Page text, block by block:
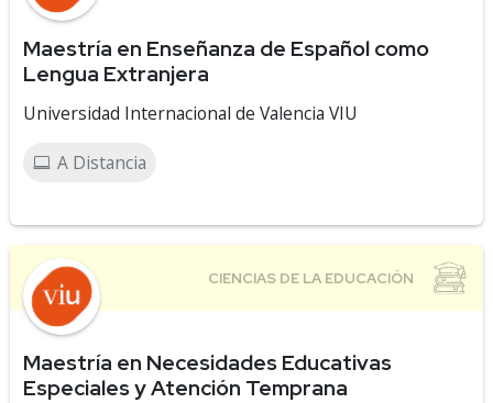
Maestría en Enseñanza de Español como
Lengua Extranjera
Universidad Internacional de Valencia VIU
A Distancia
Maestría en Necesidades Educativas
Especiales y Atención Temprana